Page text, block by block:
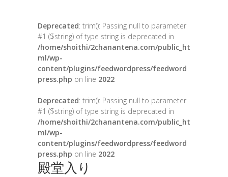
Deprecated: trim(): Passing null to parameter
#1 ($string) of type string is deprecated in
/home/shoithi/2chanantena.com/public_ht
ml/wp-
content/plugins/feedwordpress/feedword
press.php on line 2022
Deprecated: trim(): Passing null to parameter
#1 ($string) of type string is deprecated in
/home/shoithi/2chanantena.com/public_ht
ml/wp-
content/plugins/feedwordpress/feedword
press.php on line 2022
殿堂入り